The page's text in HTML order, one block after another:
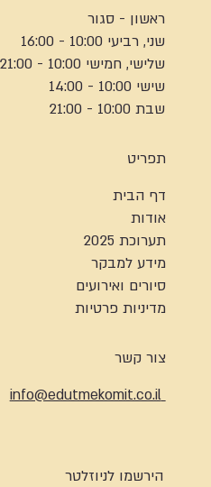
ראשון - סגור
שני, רביעי 10:00 - 16:00
שלישי, חמישי 10:00 - 21:00
שישי 10:00 - 14:00
שבת 10:00 - 21:00
תפריט
דף הבית
אודות
תערוכת 2025
מידע למבקר
סיורים ואירועים
מדיניות פרטיות
צור קשר
info@edutmekomit.co.il
הירשמו לניוזלטר